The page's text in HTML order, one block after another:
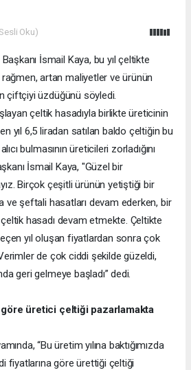
Oku)
İsmail Kaya, bu yıl çeltikte
artan maliyetler ve ürünün
çiftçiyi üzdüğünü söyledi.
çeltik hasadıyla birlikte üreticinin
yıl 6,5 liradan satılan baldo çeltiğin bu
bulmasının üreticileri zorladığını
İsmail Kaya, "Güzel bir
Birçok çeşitli ürünün yetiştiği bir
ve şeftali hasatları devam ederken, bir
hasadı devam etmekte. Çeltikte
yıl oluşan fiyatlardan sonra çok
de çok ciddi şekilde güzeldi,
geri gelmeye başladı” dedi.
göre üretici çeltiği pazarlamakta
“Bu üretim yılına baktığımızda
fiyatlarına göre ürettiği çeltiği